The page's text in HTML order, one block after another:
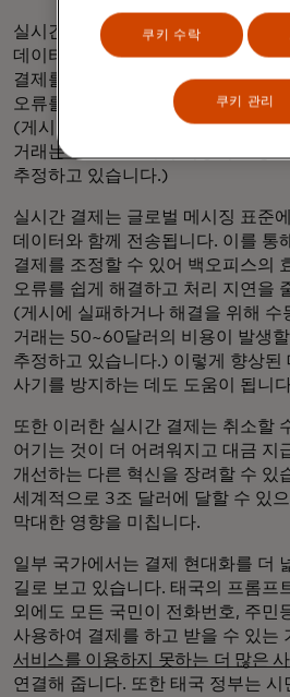
실시간 결제는 글로벌 메시징 표준
데이터와 함께 전송됩니다. 이를 통
결제를 조정할 수 있어 백오피스의
오류를 쉽게 해결하고 처리 지연을
(게시되지 않거나 해결을 위해 수동
거래는 50~60달러의 비용이 발생
추정하고 있습니다.)
실시간 결제는 글로벌 메시징 표준
데이터와 함께 전송됩니다. 이를 통
결제를 조정할 수 있어 백오피스의
오류를 쉽게 해결하고 처리 지연을
(게시에 실패하거나 해결을 위해 수
거래는 50~60달러의 비용이 발생
추정하고 있습니다.) 이렇게 향상된
사기를 방지하는 데도 도움이 됩니
또한 이러한 실시간 결제는 취소할
어기는 것이 더 어려워지고 대금 지
개선하는 다른 혁신을 장려할 수 있
세계적으로 3조 달러에 달할 수 있
막대한 영향을 미칩니다.
일부 국가에서는 결제 현대화를 더
길로 보고 있습니다. 태국의 프롬프
외에도 모든 국민이 전화번호, 주민
사용하여 결제를 하고 받을 수 있는
서비스를 이용하지 못하는 더 많은
연결해 줍니다. 또한 태국 정부는
쿠키 수락
쿠키 관리